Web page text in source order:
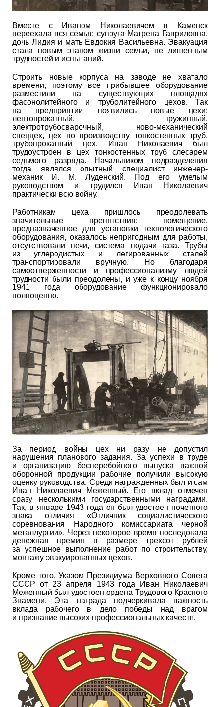
Вместе с Иваном Николаевичем в Каменск
переехала вся семья: супруга Матрена Гавриловна,
дочь Лидия и мать Евдокия Васильевна. Эвакуация
стала новым этапом жизни семьи, не лишенным
трудностей и испытаний.
Строить новые корпуса на заводе не хватало
времени, поэтому все прибывшее оборудование
разместили на существующих площадях
фасонолитейного и труболитейного цехов. Так
на предприятии появились новые цехи:
лентопрокатный, пружинный,
электротрубосварочный, ново-механический
спеццех, цех по производству тонкостенных труб,
трубопрокатный цех. Иван Николаевич был
трудоустроен в цех тонкостенных труб слесарем
седьмого разряда. Начальником подразделения
тогда являлся опытный специалист инженер-
механик И. М. Луденский. Под его умелым
руководством и трудился Иван Николаевич
практически всю войну.
Работникам цеха пришлось преодолевать
значительные препятствия: помещение,
предназначенное для установки технологического
оборудования, оказалось непригодным для работы,
отсутствовали печи, система подачи газа. Трубы
из углеродистых и легированных сталей
транспортировали вручную. Но благодаря
самоотверженности и профессионализму людей
трудности были преодолены, и уже к концу ноября
1941 года оборудование функционировало
полноценно.
За период войны цех ни разу не допустил
нарушения планового задания. За успехи в труде
и организацию бесперебойного выпуска важной
оборонной продукции рабочие получили высокую
оценку руководства. Среди награжденных был и сам
Иван Николаевич Меженный. Его вклад отмечен
сразу несколькими государственными наградами.
Так, в январе 1943 года он был удостоен почетного
знака отличия «Отличник социалистического
соревнования Народного комиссариата черной
металлургии». Через некоторое время последовала
денежная премия в размере трехсот рублей
за успешное выполнение работ по строительству,
монтажу эвакуированных цехов.
Кроме того, Указом Президиума Верховного Совета
СССР от 23 апреля 1943 года Иван Николаевич
Меженный был удостоен ордена Трудового Красного
Знамени. Эта награда подчеркивала важность
вклада рабочего в дело победы над врагом
и признание высоких профессиональных качеств.